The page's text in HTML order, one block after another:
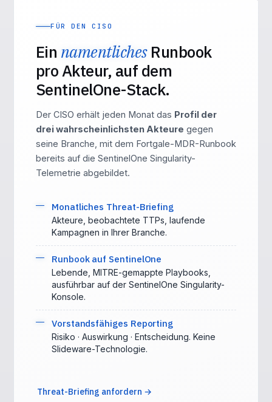
FÜR DEN CISO
Ein namentlichesRunbook
pro Akteur, auf dem
SentinelOne-Stack.
Der CISO erhält jeden Monat das Profil der
drei wahrscheinlichsten Akteure gegen
seine Branche, mit dem Fortgale-MDR-Runbook
bereits auf die SentinelOne Singularity-
Telemetrie abgebildet.
Monatliches Threat-Briefing
Akteure, beobachtete TTPs, laufende
Kampagnen in Ihrer Branche.
Runbook auf SentinelOne
Lebende, MITRE-gemappte Playbooks,
ausführbar auf der SentinelOne Singularity-
Konsole.
Vorstandsfähiges Reporting
Risiko · Auswirkung · Entscheidung. Keine
Slideware-Technologie.
Threat-Briefing anfordern →